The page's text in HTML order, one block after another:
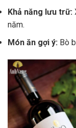
Khả năng lưu trữ:
năm.
Món ăn gợi ý: Bò